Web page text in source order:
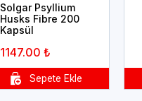
Solgar Psyllium
Husks Fibre 200
Kapsül
1147.00 ₺